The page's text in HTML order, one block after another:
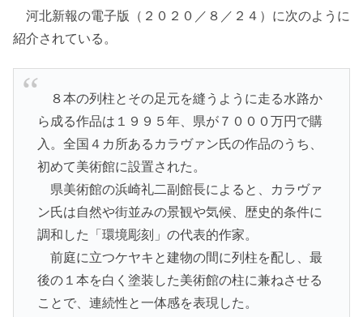
河北新報の電子版（２０２０／８／２４）に次のように
紹介されている。
８本の列柱とその足元を縫うように走る水路か
ら成る作品は１９９５年、県が７０００万円で購
入。全国４カ所あるカラヴァン氏の作品のうち、
初めて美術館に設置された。
県美術館の浜崎礼二副館長によると、カラヴァ
ン氏は自然や街並みの景観や気候、歴史的条件に
調和した「環境彫刻」の代表的作家。
前庭に立つケヤキと建物の間に列柱を配し、最
後の１本を白く塗装した美術館の柱に兼ねさせる
ことで、連続性と一体感を表現した。